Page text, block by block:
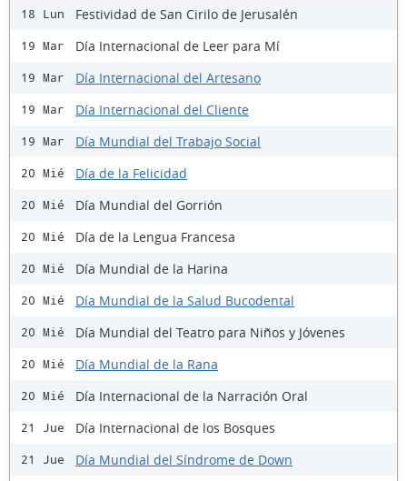
18 Lun Festividad de San Cirilo de Jerusalén
19 Mar Día Internacional de Leer para Mí
19 Mar Día Internacional del Artesano
19 Mar Día Internacional del Cliente
19 Mar Día Mundial del Trabajo Social
20 Mié Día de la Felicidad
20 Mié Día Mundial del Gorrión
20 Mié Día de la Lengua Francesa
20 Mié Día Mundial de la Harina
20 Mié Día Mundial de la Salud Bucodental
20 Mié Día Mundial del Teatro para Niños y Jóvenes
20 Mié Día Mundial de la Rana
20 Mié Día Internacional de la Narración Oral
21 Jue Día Internacional de los Bosques
21 Jue Día Mundial del Síndrome de Down